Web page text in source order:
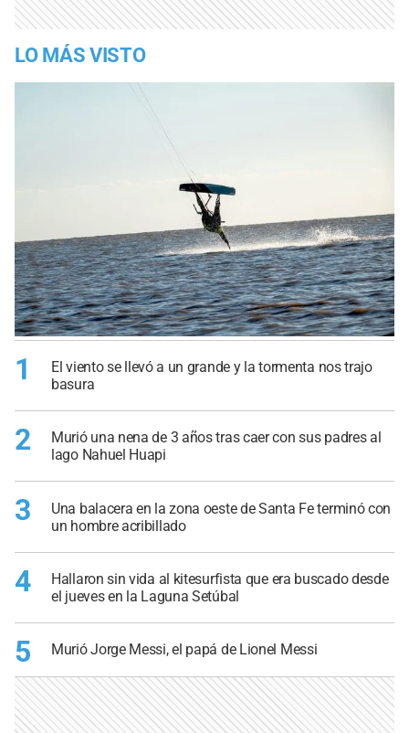
LO MÁS VISTO
1
El viento se llevó a un grande y la tormenta nos trajo
basura
2
Murió una nena de 3 años tras caer con sus padres al
lago Nahuel Huapi
3
Una balacera en la zona oeste de Santa Fe terminó con
un hombre acribillado
4
Hallaron sin vida al kitesurfista que era buscado desde
el jueves en la Laguna Setúbal
5 Murió Jorge Messi, el papá de Lionel Messi